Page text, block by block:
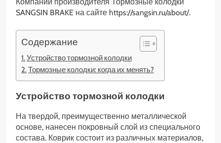
SANGSIN BRAKE на сайте https://sangsin.ru/about/.
Содержание
Устройство тормозной колодки
Тормозные колодки: когда их менять?
Устройство тормозной колодки
На твердой, преимущественно металлической
основе, нанесен покровный слой из специального
состава. Коврик состоит из различных материалов,